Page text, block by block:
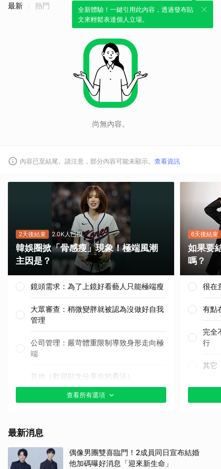
全新體驗！一鍵引用此內容，透過發布貼
文來輕鬆表達個人立場。
最新 熱門
尚無內容。
內容已至結尾。請注意，部分內容可能未顯示。 查看資訊
2天後結束 2.0K人已投
韓娛圈掀「骨感瘦」現象！極端風潮
主因是？
鏡頭需求：為了上鏡好看藝人只能極端瘦
大眾審查：稍微變胖就被認為沒做好自我
管理
公司管理：嚴苛體重限制導致身形走向極
端
其他（歡迎貼文分享你的看法）
查看所有選項
6天後結束
如果要
嗎？
很在
有點
完全
行
其它
最新消息
偶像男團雙喜臨門！2成員同日宣布結婚
他加碼曝好消息「迎來新生命」